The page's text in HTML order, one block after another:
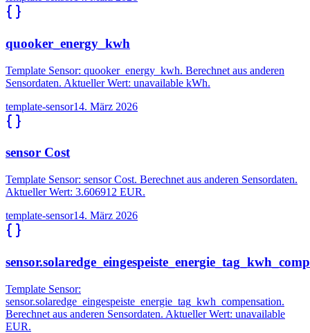
quooker_energy_kwh
Template Sensor: quooker_energy_kwh. Berechnet aus anderen
Sensordaten. Aktueller Wert: unavailable kWh.
template-sensor14. März 2026
sensor Cost
Template Sensor: sensor Cost. Berechnet aus anderen Sensordaten.
Aktueller Wert: 3.606912 EUR.
template-sensor14. März 2026
Template Sensor:
sensor.solaredge_eingespeiste_energie_tag_kwh_compensation.
Berechnet aus anderen Sensordaten. Aktueller Wert: unavailable
EUR.